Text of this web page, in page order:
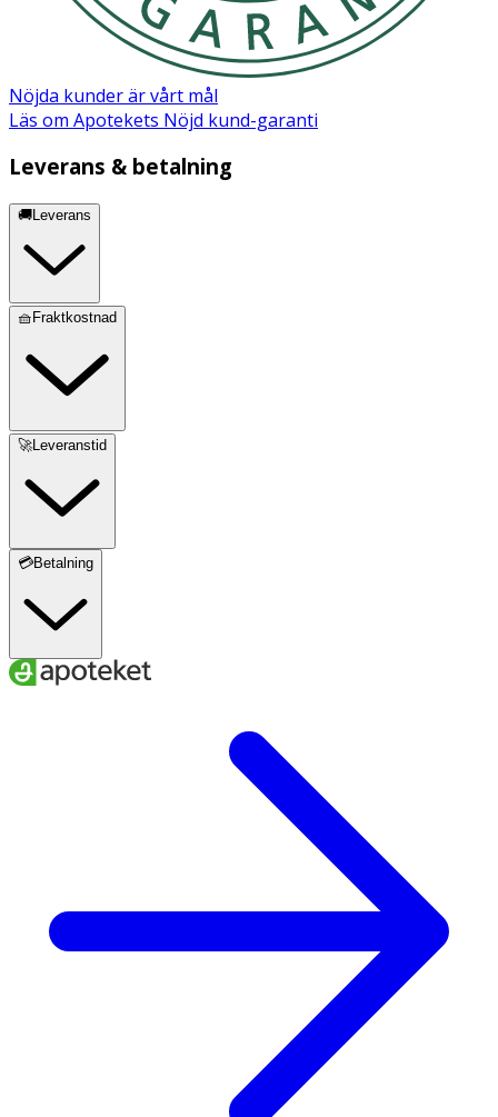
Nöjda kunder är vårt mål
Läs om Apotekets Nöjd kund-garanti
Leverans & betalning
🚚Leverans
🧺Fraktkostnad
🚀Leveranstid
💳Betalning